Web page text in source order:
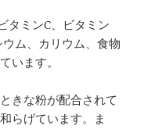
タミンC、ビタミン
ム、カリウム、食物
います。
きな粉が配合されて
らげています。ま